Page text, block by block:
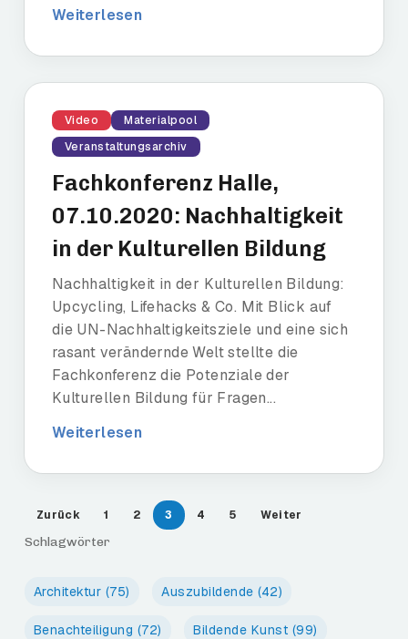
Weiterlesen
Video
Materialpool
Veranstaltungsarchiv
Fachkonferenz Halle,
07.10.2020: Nachhaltigkeit
in der Kulturellen Bildung
Nachhaltigkeit in der Kulturellen Bildung:
Upcycling, Lifehacks & Co. Mit Blick auf
die UN-Nachhaltigkeitsziele und eine sich
rasant verändernde Welt stellte die
Fachkonferenz die Potenziale der
Kulturellen Bildung für Fragen...
Weiterlesen
Zurück 1 2 3 4 5 Weiter
Schlagwörter
Architektur (75) Auszubildende (42)
Benachteiligung (72) Bildende Kunst (99)